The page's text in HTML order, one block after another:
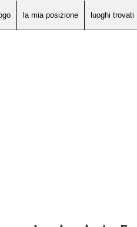
la mia posizione luoghi trovati